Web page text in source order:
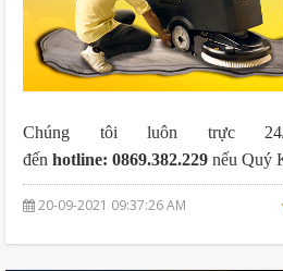
Chúng tôi luôn trực
đến hotline: 0869.382.229 nếu Quý
20-09-2021 09:37:26 AM